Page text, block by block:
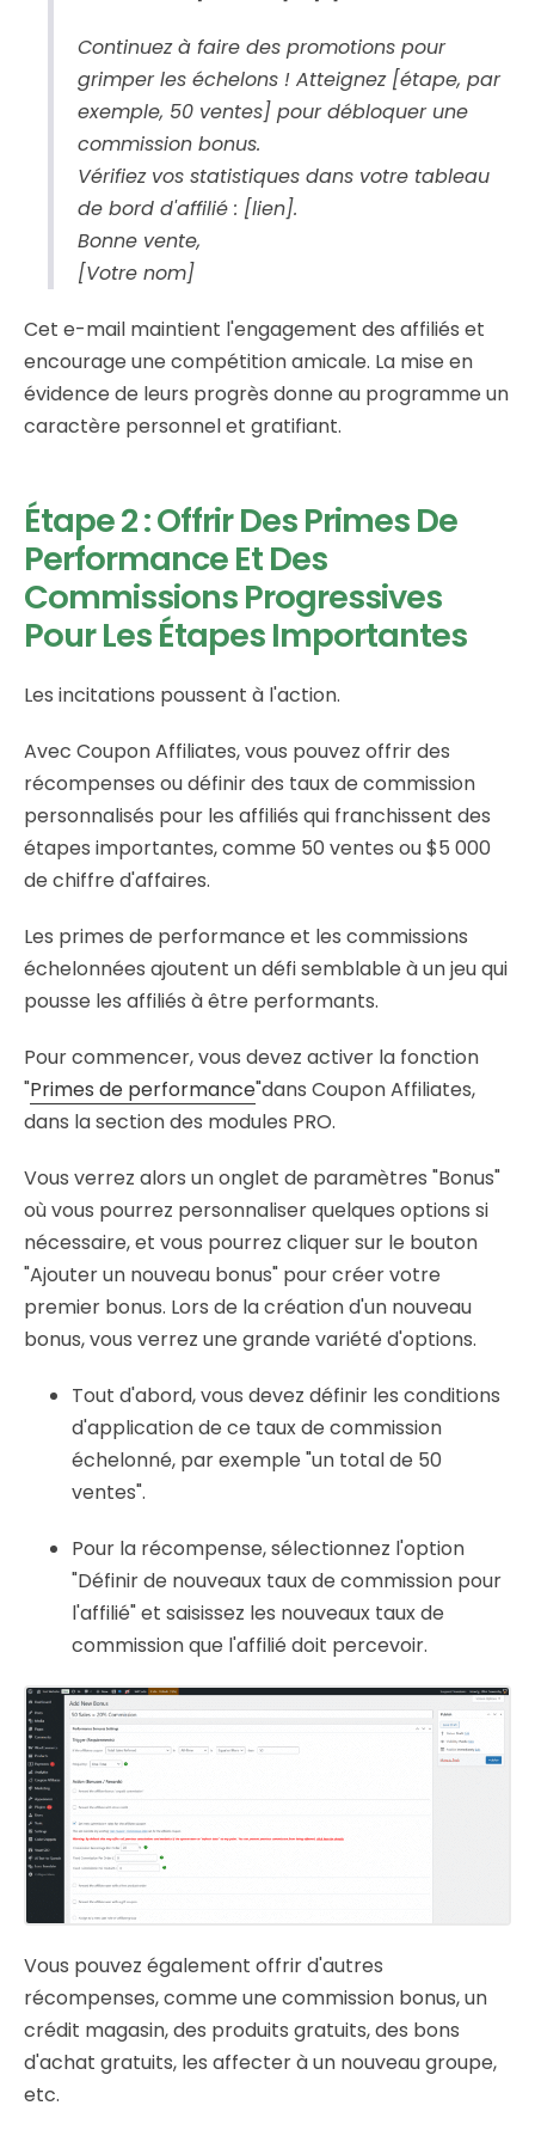
Continuez à faire des promotions pour
grimper les échelons ! Atteignez [étape, par
exemple, 50 ventes] pour débloquer une
commission bonus.
Vérifiez vos statistiques dans votre tableau
de bord d'affilié : [lien].
Bonne vente,
[Votre nom]
Cet e-mail maintient l'engagement des affiliés et
encourage une compétition amicale. La mise en
évidence de leurs progrès donne au programme un
caractère personnel et gratifiant.
Étape 2 : Offrir Des Primes De
Performance Et Des
Commissions Progressives
Pour Les Étapes Importantes
Les incitations poussent à l'action.
Avec Coupon Affiliates, vous pouvez offrir des
récompenses ou définir des taux de commission
personnalisés pour les affiliés qui franchissent des
étapes importantes, comme 50 ventes ou $5 000
de chiffre d'affaires.
Les primes de performance et les commissions
échelonnées ajoutent un défi semblable à un jeu qui
pousse les affiliés à être performants.
Pour commencer, vous devez activer la fonction
"Primes de performance"dans Coupon Affiliates,
dans la section des modules PRO.
Vous verrez alors un onglet de paramètres "Bonus"
où vous pourrez personnaliser quelques options si
nécessaire, et vous pourrez cliquer sur le bouton
"Ajouter un nouveau bonus" pour créer votre
premier bonus. Lors de la création d'un nouveau
bonus, vous verrez une grande variété d'options.
Tout d'abord, vous devez définir les conditions
d'application de ce taux de commission
échelonné, par exemple "un total de 50
ventes".
Pour la récompense, sélectionnez l'option
"Définir de nouveaux taux de commission pour
l'affilié" et saisissez les nouveaux taux de
commission que l'affilié doit percevoir.
Vous pouvez également offrir d'autres
récompenses, comme une commission bonus, un
crédit magasin, des produits gratuits, des bons
d'achat gratuits, les affecter à un nouveau groupe,
etc.